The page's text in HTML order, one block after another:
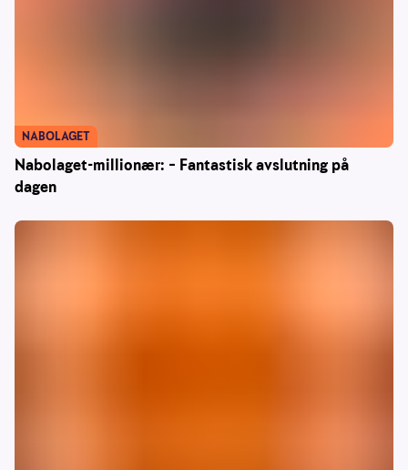
Nabolaget-millionær: – Fantastisk avslutning på
dagen
NABOLAGET